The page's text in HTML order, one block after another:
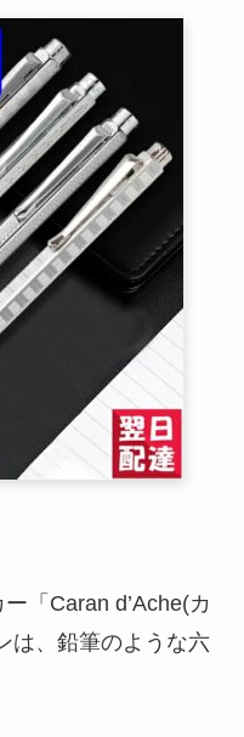
「Caran d’Ache(カ
は、鉛筆のような六